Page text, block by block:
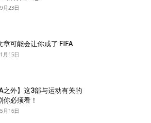
月23日
章可能会让你戒了 FIFA
月15日
之外】这3部与运动有关的
你必须看！
月16日